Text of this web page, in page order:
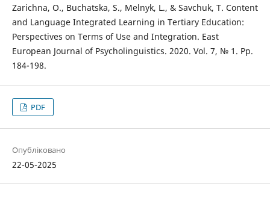
Zarichna, O., Buchatska, S., Melnyk, L., & Savchuk, T. Content
and Language Integrated Learning in Tertiary Education:
Perspectives on Terms of Use and Integration. East
European Journal of Psycholinguistics. 2020. Vol. 7, № 1. Pp.
184-198.
PDF
Опубліковано
22-05-2025